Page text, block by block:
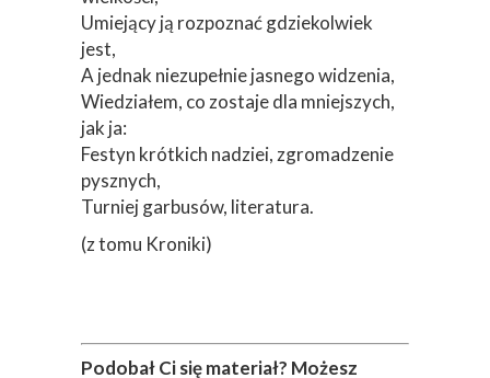
Festyn krótkich nadziei, zgromadzenie
pysznych,
Turniej garbusów, literatura.
(z tomu Kroniki)
wesprzeć go na Patronite lub